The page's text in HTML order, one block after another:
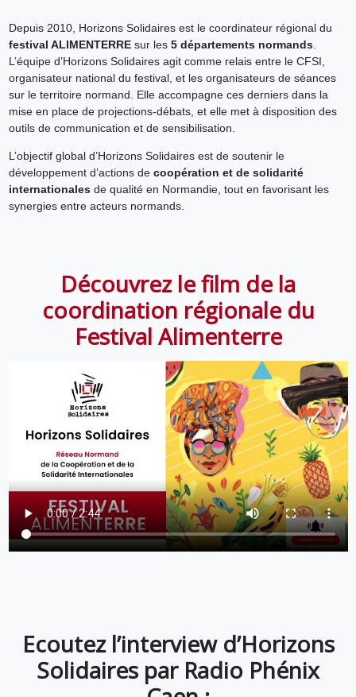
Depuis 2010, Horizons Solidaires est le coordinateur régional du
festival ALIMENTERREsur les5 départements normands.
L’équipe d’Horizons Solidaires agit comme relais entre le CFSI,
organisateur national du festival, et les organisateurs de séances
sur le territoire normand. Elle accompagne ces derniers dans la
mise en place de projections-débats, et elle met à disposition des
outils de communication et de sensibilisation.
L’objectif global d’Horizons Solidaires est de soutenir le
développement d’actions decoopération et de solidarité
internationalesde qualité en Normandie, tout en favorisant les
synergies entre acteurs normands.
Découvrez le film de la
coordination régionale du
Festival Alimenterre
Ecoutez l’interview d’Horizons
Solidaires par Radio Phénix